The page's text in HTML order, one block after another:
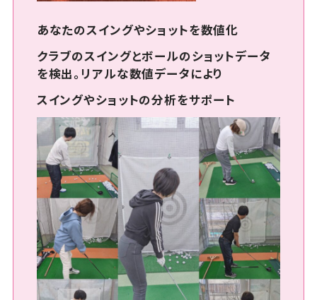
あなたのスイングやショットを数値化
クラブのスイングとボールのショットデータ
を検出。リアルな数値データにより
スイングやショットの分析をサポート